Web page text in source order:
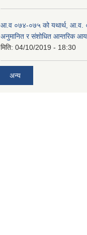
आ.व ०७४-०७५ को यथार्थ, आ.व.
अनुमानित र संशोधित आन्तरिक आय
मिति: 04/10/2019 - 18:30
अन्य